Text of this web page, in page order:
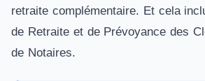
retraite complémentaire. Et cela
de Retraite et de Prévoyance des
de Notaires.